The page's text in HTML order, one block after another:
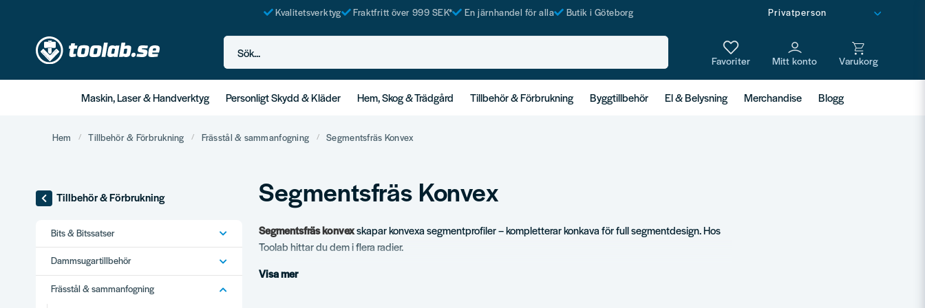
Kvalitetsverktyg Fraktfritt över 999 SEK* En järnhandel för alla Butik i Göteborg
Sök...
Maskin, Laser & Handverktyg Personligt Skydd & Kläder Hem, Skog & Trädgård Tillbehör & Förbrukning Byggtillbehör El & Belysning Merchandise Blogg
Hem Tillbehör & Förbrukning Frässtål & sammanfogning Segmentsfräs Konvex
Tillbehör & Förbrukning
Bits & Bitssatser
Dammsugartillbehör
Frässtål & sammanfogning
Segmentsfräs Konvex
Segmentsfräs konvexskapar konvexa segmentprofiler – kompletterar konkava för full segmentdesign. Hos
Toolab hittar du dem i flera radier.
Vårt sortiment
Visa mer